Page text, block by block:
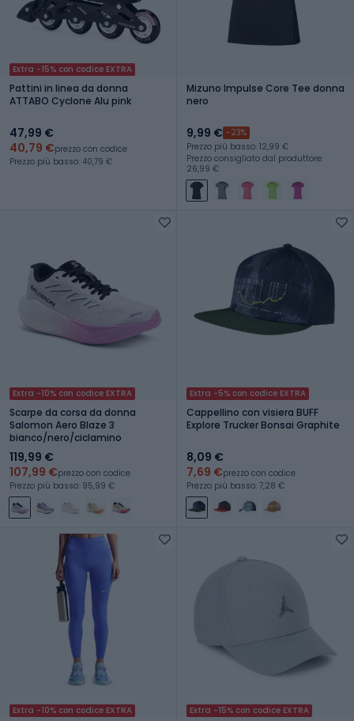
Extra -15% con codice EXTRA
Pattini in linea da donna
ATTABO Cyclone Alu pink
47,99 €
40,79 €prezzo con codice
Prezzo più basso: 40,79 €
Mizuno Impulse Core Tee donna
nero
9,99 € -23%
Prezzo più basso: 12,99 €
Prezzo consigliato dal produttore:
26,99 €
Extra -10% con codice EXTRA
Scarpe da corsa da donna
Salomon Aero Blaze 3
bianco/nero/ciclamino
119,99 €
107,99 €prezzo con codice
Prezzo più basso: 95,99 €
Extra -5% con codice EXTRA
Cappellino con visiera BUFF
Explore Trucker Bonsai Graphite
8,09 €
7,69 €prezzo con codice
Prezzo più basso: 7,28 €
Extra -10% con codice EXTRA Extra -15% con codice EXTRA